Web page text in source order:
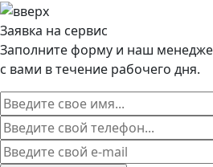
Заявка на сервис
Заполните форму и наш
с вами в течение рабочего дня.